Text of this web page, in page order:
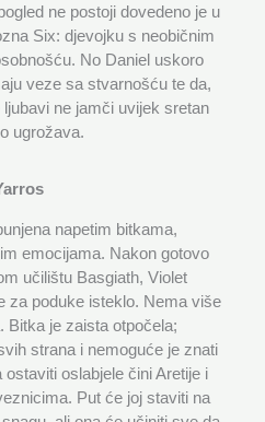
ne postoji dovedeno je u
Six: djevojku s neobičnim
No Daniel uskoro
veze sa stvarnošću te da,
ne jamči uvijek sretan
ugrožava.
napetim bitkama,
emocijama. Nakon gotovo
učilištu Basgiath, Violet
za poduke isteklo. Nema više
Bitka je zaista otpočela;
strana i nemoguće je znati
oslabjele čini Aretije i
Put će joj staviti na